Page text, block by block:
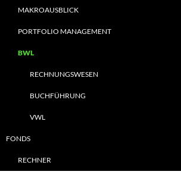
MAKROAUSBLICK
PORTFOLIO MANAGEMENT
BWL
RECHNUNGSWESEN
BUCHFÜHRUNG
VWL
FONDS
RECHNER